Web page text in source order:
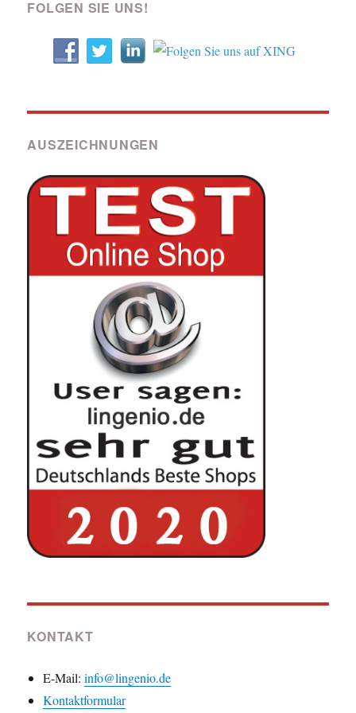
FOLGEN SIE UNS!
AUSZEICHNUNGEN
KONTAKT
E-Mail:info@lingenio.de
Kontaktformular